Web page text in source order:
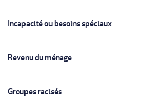
Incapacité ou besoins spéciaux
Revenu du ménage
Groupes racisés